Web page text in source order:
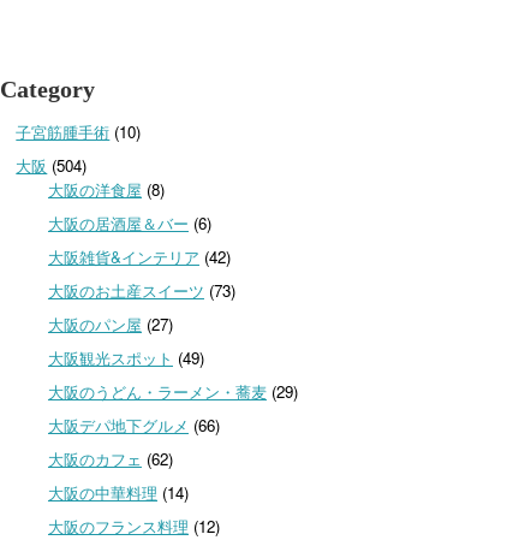
Category
子宮筋腫手術 (10)
大阪 (504)
大阪の洋食屋 (8)
大阪の居酒屋＆バー (6)
大阪雑貨&インテリア (42)
大阪のお土産スイーツ (73)
大阪のパン屋 (27)
大阪観光スポット (49)
大阪のうどん・ラーメン・蕎麦(29)
大阪デパ地下グルメ (66)
大阪のカフェ (62)
大阪の中華料理 (14)
大阪のフランス料理 (12)